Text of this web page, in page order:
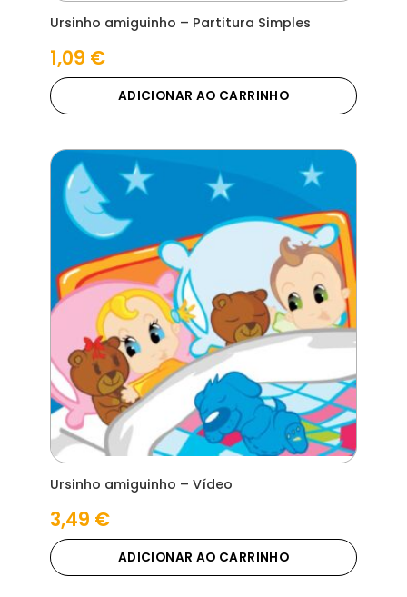
Ursinho amiguinho – Partitura Simples
1,09 €
ADICIONAR AO CARRINHO
Ursinho amiguinho – Vídeo
3,49 €
ADICIONAR AO CARRINHO